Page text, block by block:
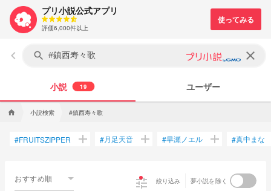
プリ小説公式アプリ
評価6,000件以上
keyboard_arrow_left search clear
小説 19 ユーザー
home 小説検索 #鎮西寿々歌
#FRUITSZIPPER add #月足天音 add #早瀬ノエル add #真中まな
おすすめ順 tune 絞り込み 夢小説を除く